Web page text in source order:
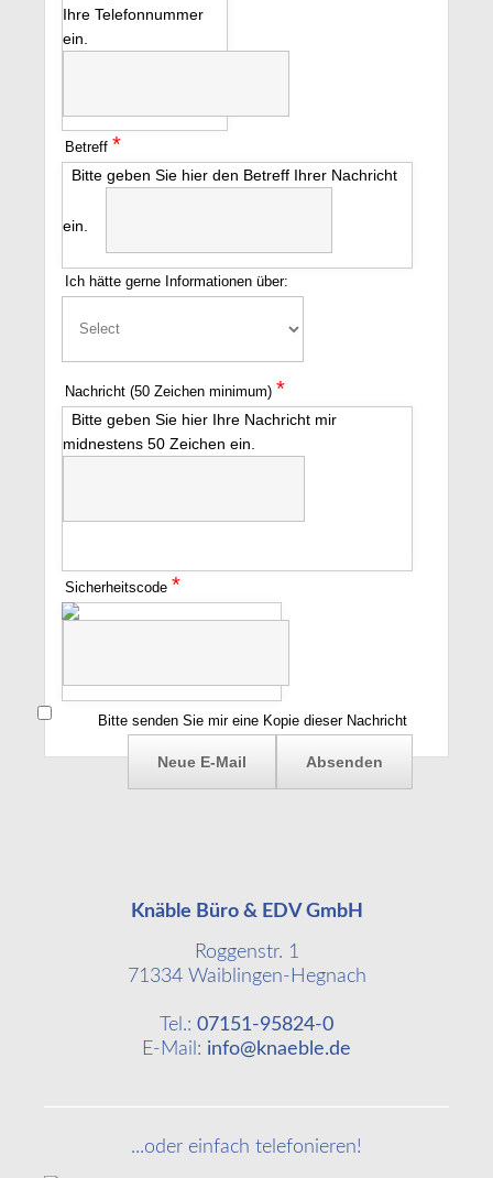
Ihre Telefonnummer
ein.
Betreff *
Bitte geben Sie hier den Betreff Ihrer Nachricht
ein.
Ich hätte gerne Informationen über:
Nachricht (50 Zeichen minimum) *
Bitte geben Sie hier Ihre Nachricht mir
midnestens 50 Zeichen ein.
Sicherheitscode *
Bitte senden Sie mir eine Kopie dieser Nachricht
Knäble Büro & EDV GmbH
Roggenstr. 1
71334 Waiblingen-Hegnach
Tel.: 07151-95824-0
E-Mail: info@knaeble.de
...oder einfach telefonieren!